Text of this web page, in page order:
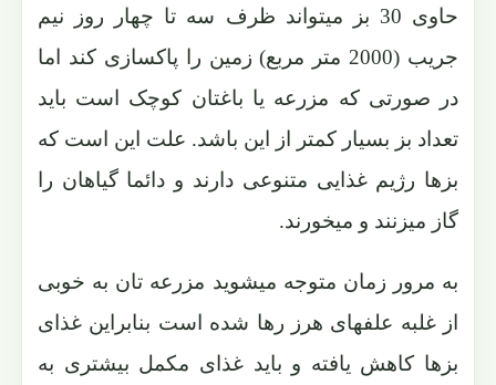
حاوی 30 بز میتواند ظرف سه تا چهار روز نیم
جریب (2000 متر مربع) زمین را پاکسازی کند اما
در صورتی که مزرعه یا باغتان کوچک است باید
تعداد بز بسیار کمتر از این باشد. علت این است که
بزها رژیم غذایی متنوعی دارند و دائما گیاهان را
گاز میزنند و میخورند.
به مرور زمان متوجه میشوید مزرعه تان به خوبی
از غلبه علفهای هرز رها شده است بنابراین غذای
بزها کاهش یافته و باید غذای مکمل بیشتری به